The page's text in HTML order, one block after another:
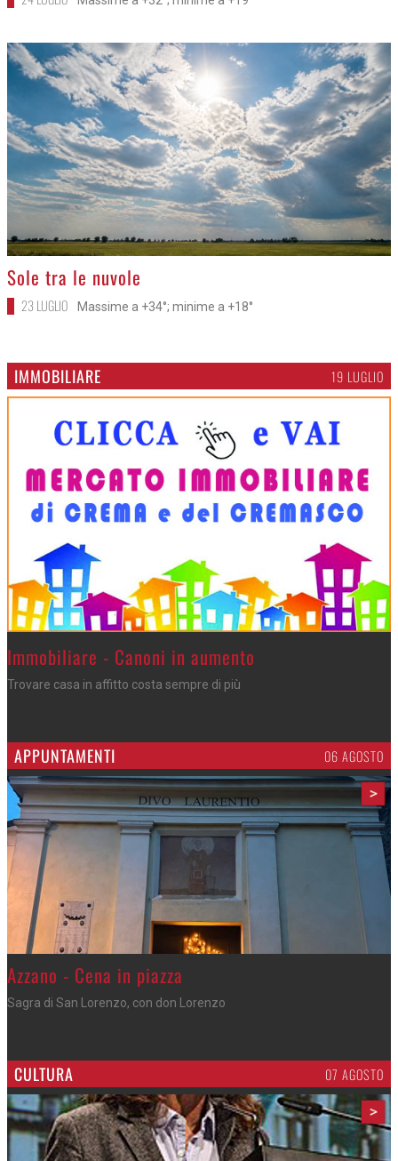
>
Sole tra le nuvole
23 LUGLIO Massime a +34°; minime a +18°
IMMOBILIARE 19 LUGLIO
>Immobiliare - Canoni in aumento
Trovare casa in affitto costa sempre di più
APPUNTAMENTI 06 AGOSTO
>
Gli appuntamenti fino a sabato
Cosa fare questi giorni nel Cremasco
CULTURA 07 AGOSTO
>